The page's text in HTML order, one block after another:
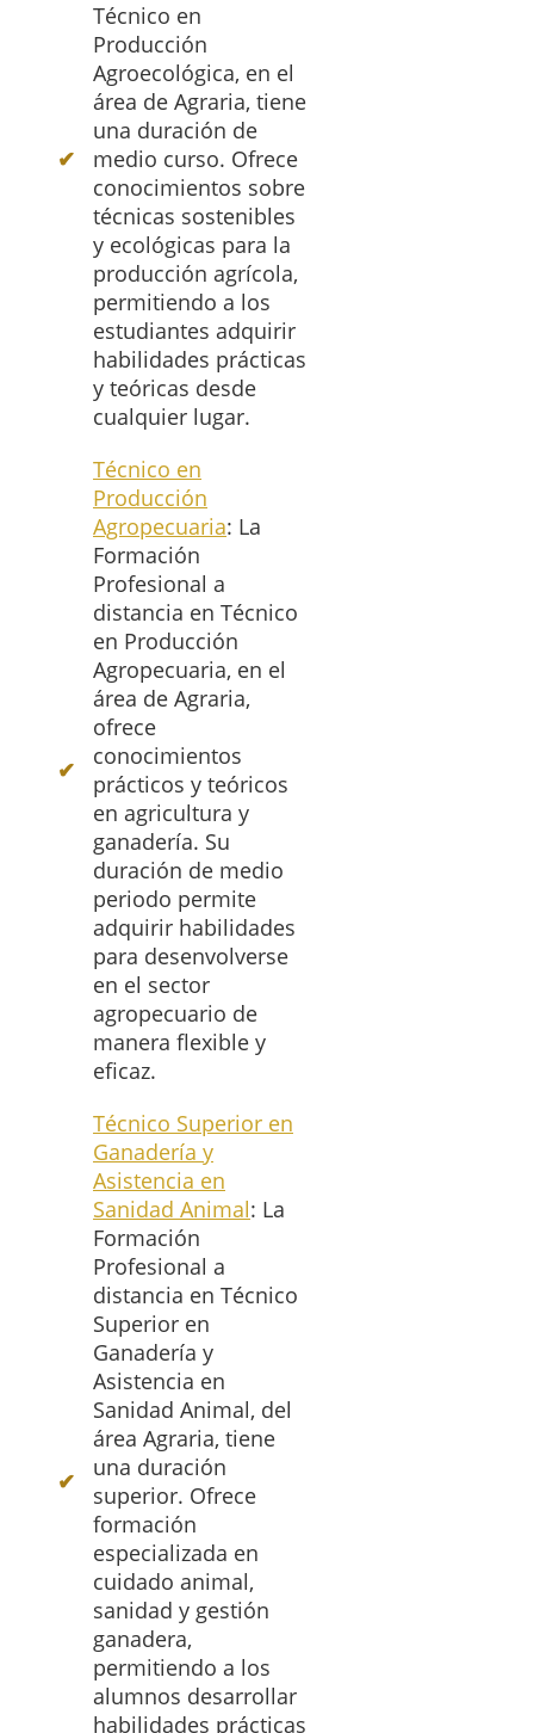
Técnico en
Producción
Agroecológica, en el
área de Agraria, tiene
una duración de
medio curso. Ofrece
conocimientos sobre
técnicas sostenibles
y ecológicas para la
producción agrícola,
permitiendo a los
estudiantes adquirir
habilidades prácticas
y teóricas desde
cualquier lugar.
Técnico en
Producción
Agropecuaria: La
Formación
Profesional a
distancia en Técnico
en Producción
Agropecuaria, en el
área de Agraria,
ofrece
conocimientos
prácticos y teóricos
en agricultura y
ganadería. Su
duración de medio
periodo permite
adquirir habilidades
para desenvolverse
en el sector
agropecuario de
manera flexible y
eficaz.
Técnico Superior en
Ganadería y
Asistencia en
Sanidad Animal: La
Formación
Profesional a
distancia en Técnico
Superior en
Ganadería y
Asistencia en
Sanidad Animal, del
área Agraria, tiene
una duración
superior. Ofrece
formación
especializada en
cuidado animal,
sanidad y gestión
ganadera,
permitiendo a los
alumnos desarrollar
habilidades prácticas